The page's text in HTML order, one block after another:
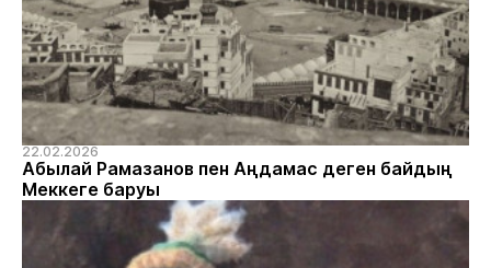
22.02.2026
Абылай Рамазанов пен Аңдамас деген байдың
Меккеге баруы